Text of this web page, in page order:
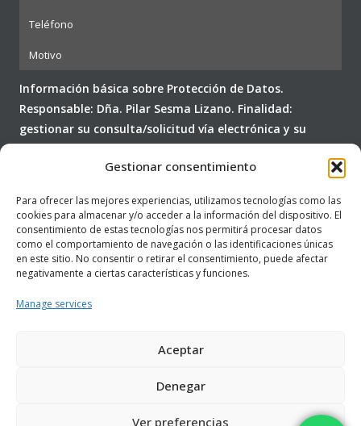
Gestionar consentimiento
Para ofrecer las mejores experiencias, utilizamos tecnologías como las
cookies para almacenar y/o acceder a la información del dispositivo. El
consentimiento de estas tecnologías nos permitirá procesar datos
como el comportamiento de navegación o las identificaciones únicas
en este sitio. No consentir o retirar el consentimiento, puede afectar
negativamente a ciertas características y funciones.
Manage services
Aceptar
Denegar
Ver preferencias
Información básica sobre Protección de Datos.
Responsable: Dña. Pilar Sesma Lizano. Finalidad:
gestionar su consulta/solicitud vía electrónica y su
posterior seguimiento comercial. Legitimación: su
consentimiento expreso (RGPD 6.1.a). No cederemos sus
propia finalidad. Puede revocar su consentimiento y
ejercitar sus derechos de acceso, rectificación, supresión,
portabilidad, limitación y oposición al tratamiento de
sus datos dirigiéndose a:info@centropilarsesma.com
Usted consiente, a través de la marcación de la